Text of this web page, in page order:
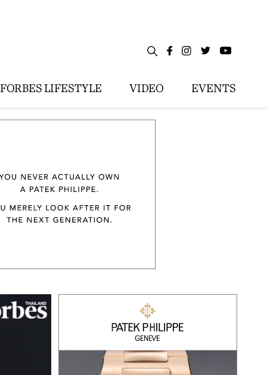
FORBES LIFESTYLE VIDEO EVENTS